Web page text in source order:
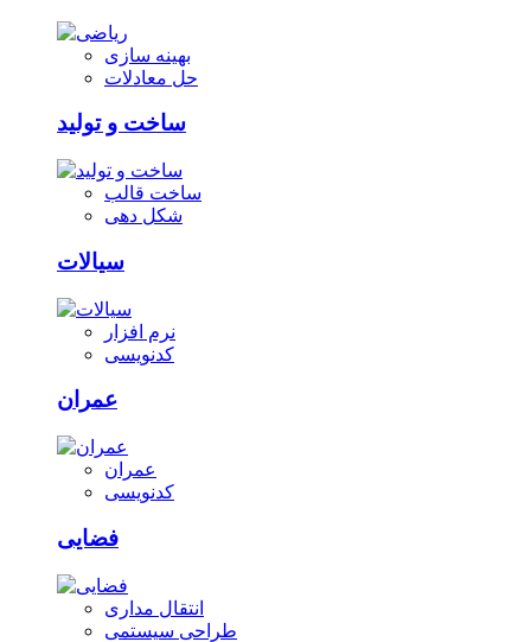
بهینه سازی
حل معادلات
ساخت و تولید
ساخت قالب
شکل دهی
سیالات
نرم افزار
کدنویسی
عمران
عمران
کدنویسی
فضایی
انتقال مداری
طراحی سیستمی